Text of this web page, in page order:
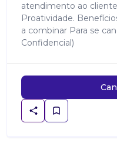
atendimento ao
Proatividade.
a combinar Para se
Confidencial)